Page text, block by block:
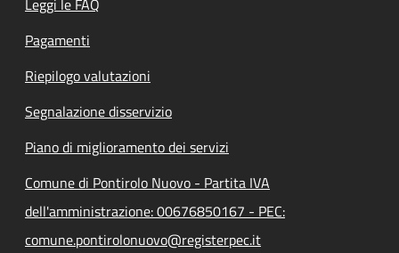
Leggi le FAQ
Pagamenti
Riepilogo valutazioni
Segnalazione disservizio
Piano di miglioramento dei servizi
Comune di Pontirolo Nuovo - Partita IVA
dell'amministrazione: 00676850167 - PEC:
comune.pontirolonuovo@registerpec.it